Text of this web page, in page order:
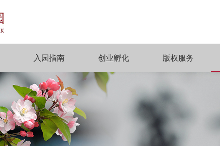
入园指南 创业孵化 版权服务